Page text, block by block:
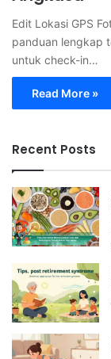
Edit Lokasi GPS
panduan lengkap
untuk check-in…
Read More »
Recent Posts